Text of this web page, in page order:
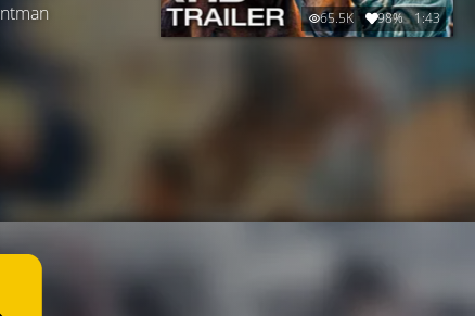
65.5K 98% 1:43